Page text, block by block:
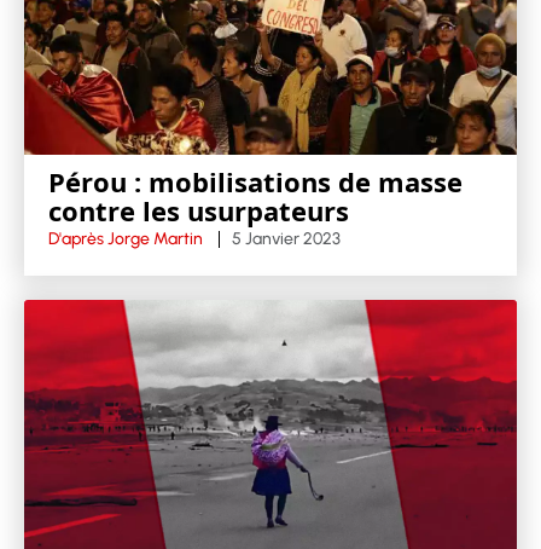
Pérou : mobilisations de masse
contre les usurpateurs
D'après Jorge Martin 5 Janvier 2023